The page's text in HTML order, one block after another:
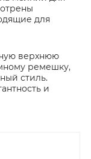
для
верхнюю
ремешку,
стиль.
и